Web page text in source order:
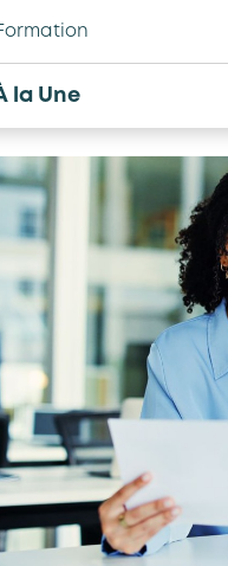
la Une